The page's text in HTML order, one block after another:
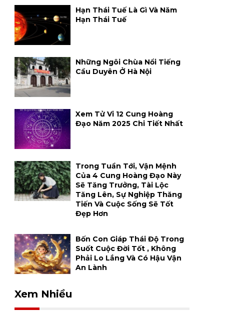
Hạn Thái Tuế Là Gì Và Năm
Hạn Thái Tuế
Những Ngôi Chùa Nổi Tiếng
Cầu Duyên Ở Hà Nội
Xem Tử Vi 12 Cung Hoàng
Đạo Năm 2025 Chi Tiết Nhất
Trong Tuần Tới, Vận Mệnh
Của 4 Cung Hoàng Đạo Này
Sẽ Tăng Trưởng, Tài Lộc
Tăng Lên, Sự Nghiệp Thăng
Tiến Và Cuộc Sống Sẽ Tốt
Đẹp Hơn
Bốn Con Giáp Thái Độ Trong
Suốt Cuộc Đời Tốt , Không
Phải Lo Lắng Và Có Hậu Vận
An Lành
Xem Nhiều